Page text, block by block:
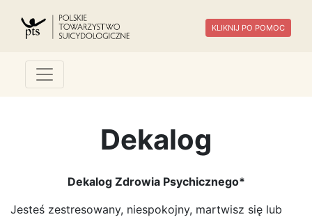
KLIKNIJ PO POMOC
Dekalog
Dekalog Zdrowia Psychicznego*
Jesteś zestresowany, niespokojny, martwisz się lub